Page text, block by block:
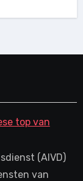
top van
(AIVD)
van